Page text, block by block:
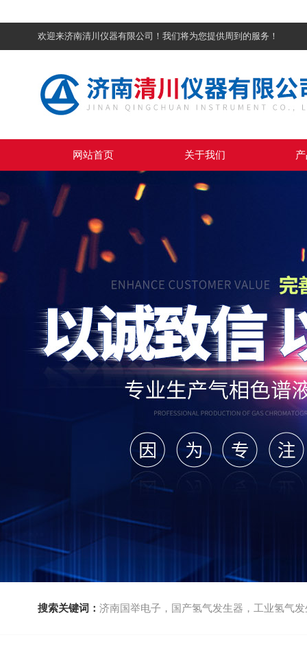
欢迎来济南清川仪器有限公司！我们将为您提供周到的服务！
网站首页 关于我们
搜索关键词： 济南国举电子，国产氢气发生器，工业氢气